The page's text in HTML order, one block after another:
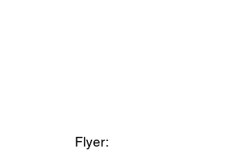
Flyer: